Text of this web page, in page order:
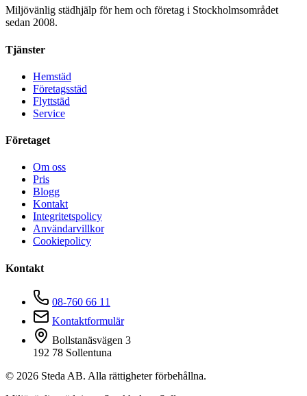
Miljövänlig städhjälp för hem och företag i Stockholmsområdet
sedan 2008.
Tjänster
Hemstäd
Företagsstäd
Flyttstäd
Service
Företaget
Om oss
Pris
Blogg
Kontakt
Integritetspolicy
Användarvillkor
Cookiepolicy
Kontakt
08-760 66 11
Kontaktformulär
Bollstanäsvägen 3
192 78 Sollentuna
© 2026 Steda AB. Alla rättigheter förbehållna.